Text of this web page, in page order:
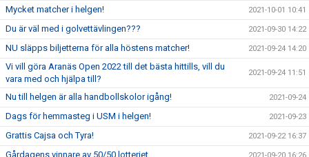
Mycket matcher i helgen! 2021-10-01 10:41
Du är väl med i golvettävlingen??? 2021-09-30 14:22
NU släpps biljetterna för alla höstens matcher! 2021-09-24 14:20
Vi vill göra Aranäs Open 2022 till det bästa hittills, vill du
vara med och hjälpa till?
2021-09-24 11:51
Nu till helgen är alla handbollskolor igång! 2021-09-24
Dags för hemmasteg i USM i helgen! 2021-09-23
Grattis Cajsa och Tyra! 2021-09-22 16:37
Gårdagens vinnare av 50/50 lotteriet...